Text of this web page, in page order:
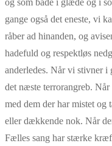
gange også det eneste, vi
råber ad hinanden, og
hadefuld og respektløs
anderledes. Når vi stivner
det næste terrorangreb.
med dem der har mistet og
eller dækkende nok. Når
Fælles sang har stærke